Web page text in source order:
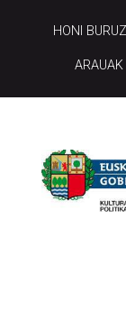
HONI BURUZ
ARAUAK